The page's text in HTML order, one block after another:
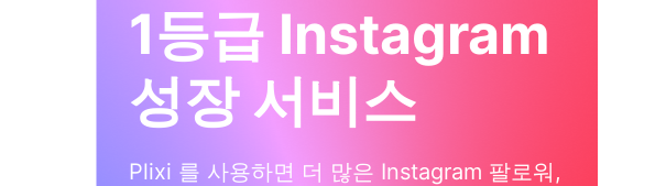
1등급 Instagram
성장 서비스
Plixi 를 사용하면 더 많은 Instagram 팔로워,